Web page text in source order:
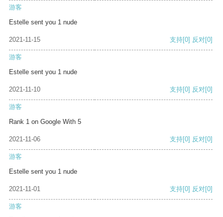
游客
Estelle sent you 1 nude
2021-11-15 支持[0] 反对[0]
游客
Estelle sent you 1 nude
2021-11-10 支持[0] 反对[0]
游客
Rank 1 on Google With 5
2021-11-06 支持[0] 反对[0]
游客
Estelle sent you 1 nude
2021-11-01 支持[0] 反对[0]
游客